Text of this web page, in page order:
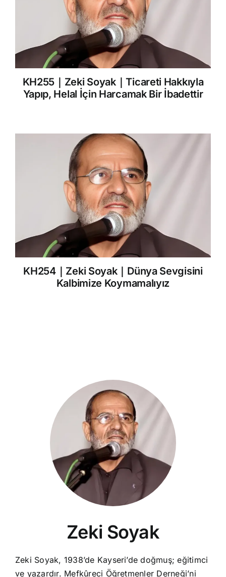
KH255｜Zeki Soyak｜Ticareti Hakkıyla
Yapıp, Helal İçin Harcamak Bir İbadettir
KH254｜Zeki Soyak｜Dünya Sevgisini
Kalbimize Koymamalıyız
Zeki Soyak
Zeki Soyak, 1938’de Kayseri’de doğmuş; eğitimci
ve yazardır. Mefkûreci Öğretmenler Derneği’ni